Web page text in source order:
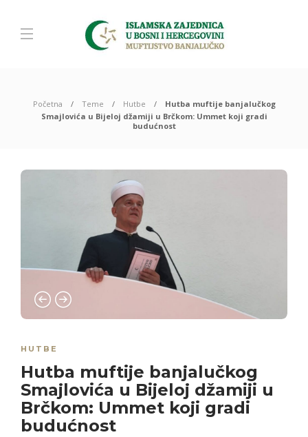
Početna Teme Hutbe
Hutba muftije banjalučkog
Smajlovića u Bijeloj džamiji u Brčkom: Ummet koji gradi
budućnost
HUTBE
Hutba muftije banjalučkog
Smajlovića u Bijeloj džamiji u
Brčkom: Ummet koji gradi
budućnost